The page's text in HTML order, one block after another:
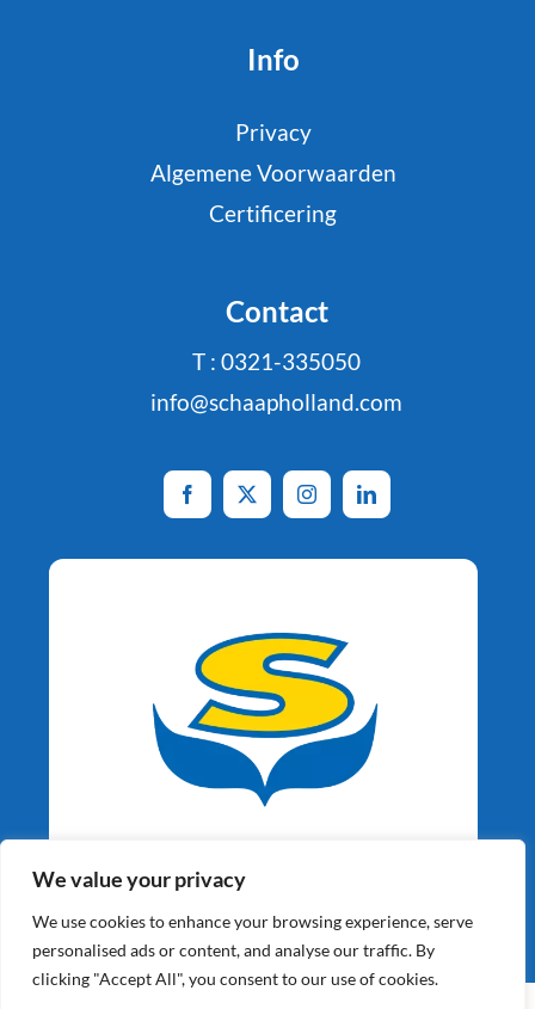
We value your privacy
We use cookies to enhance your browsing experience, serve
personalised ads or content, and analyse our traffic. By
clicking "Accept All", you consent to our use of cookies.
Info
Privacy
Algemene Voorwaarden
Certificering
Contact
T : 0321-335050
info@schaapholland.com